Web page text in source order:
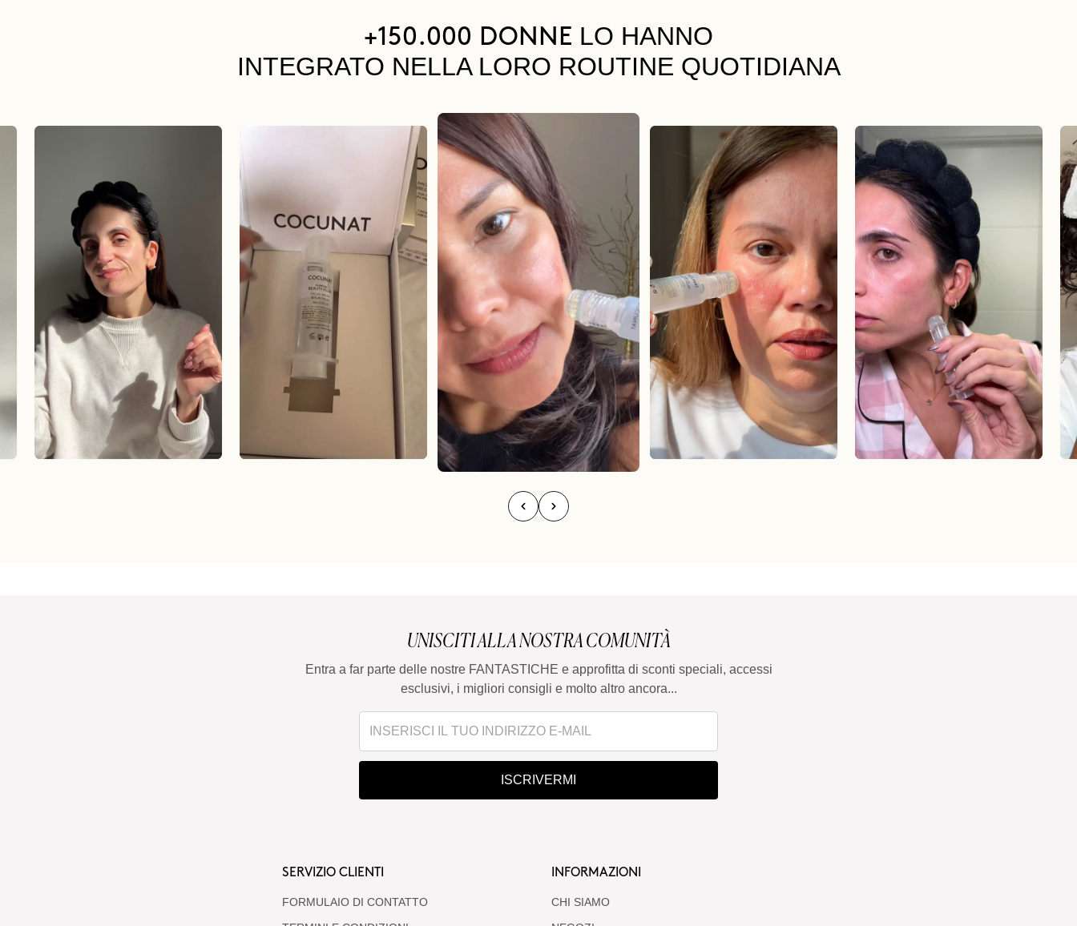
+150.000 DONNE LO HANNO
INTEGRATO NELLA LORO ROUTINE QUOTIDIANA
UNISCITI ALLA NOSTRA COMUNITÀ
Entra a far parte delle nostre FANTASTICHE e approfitta di sconti speciali, accessi
esclusivi, i migliori consigli e molto altro ancora...
ISCRIVERMI
SERVIZIO CLIENTI
FORMULAIO DI CONTATTO
INFORMAZIONI
CHI SIAMO